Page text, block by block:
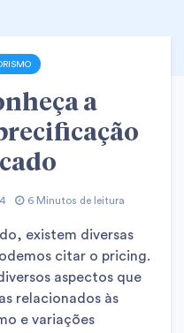
a
6 Minutos de leitura
existem diversas
citar o pricing.
aspectos que
relacionados às
e variações